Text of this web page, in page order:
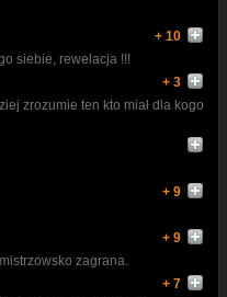
+ 10
siebie, rewelacja !!!
+ 3
zrozumie ten kto miał dla kogo
+ 9
+ 9
zagrana.
+ 7